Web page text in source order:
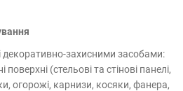
декоративно-захисними засобами:
поверхні (стельові та стінові панелі,
огорожі, карнизи, косяки, фанера,